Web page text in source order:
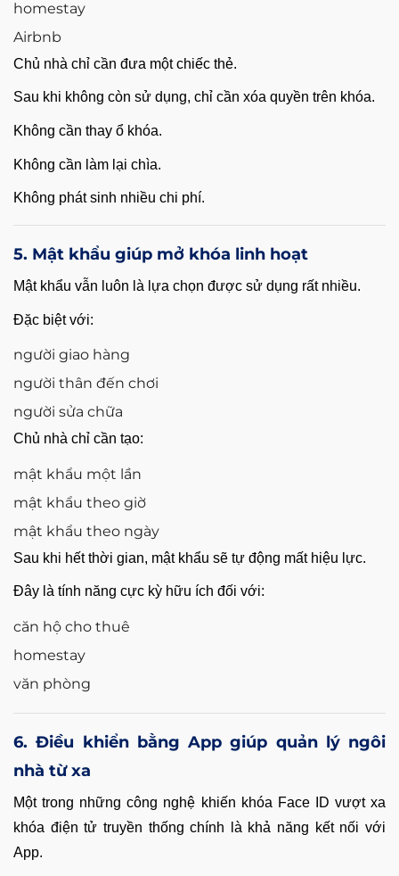
homestay
Airbnb
Chủ nhà chỉ cần đưa một chiếc thẻ.
Sau khi không còn sử dụng, chỉ cần xóa quyền trên khóa.
Không cần thay ổ khóa.
Không cần làm lại chìa.
Không phát sinh nhiều chi phí.
5. Mật khẩu giúp mở khóa linh hoạt
Mật khẩu vẫn luôn là lựa chọn được sử dụng rất nhiều.
Đặc biệt với:
người giao hàng
người thân đến chơi
người sửa chữa
Chủ nhà chỉ cần tạo:
mật khẩu một lần
mật khẩu theo giờ
mật khẩu theo ngày
Sau khi hết thời gian, mật khẩu sẽ tự động mất hiệu lực.
Đây là tính năng cực kỳ hữu ích đối với:
căn hộ cho thuê
homestay
văn phòng
6. Điều khiển bằng App giúp quản lý ngôi
nhà từ xa
Một trong những công nghệ khiến khóa Face ID vượt xa
khóa điện tử truyền thống chính là khả năng kết nối với
App.